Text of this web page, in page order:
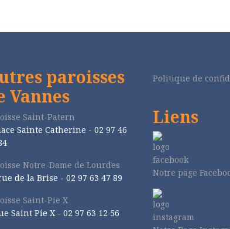
paroisses
Vannes
Saint-Patern
Sainte Catherine - 02 97 46
Notre-Dame de Lourdes
de la Brise - 02 97 63 47 89
Saint-Pie X
Saint Pie X - 02 97 63 12 56
Politique de
Liens
Notre page